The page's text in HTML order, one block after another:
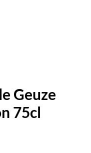
Geuze
75cl